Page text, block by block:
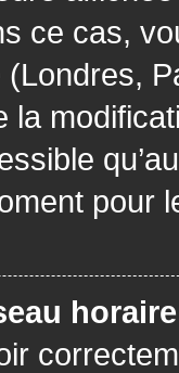
ce cas,
la
pour